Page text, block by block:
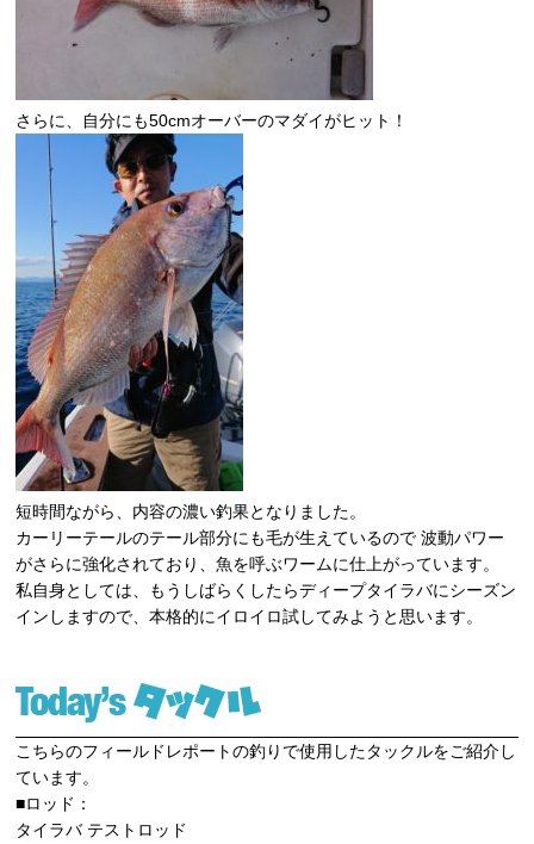
さらに、自分にも50cmオーバーのマダイがヒット！
短時間ながら、内容の濃い釣果となりました。
カーリーテールのテール部分にも毛が生えているので 波動パワー
がさらに強化されており、魚を呼ぶワームに仕上がっています。
私自身としては、もうしばらくしたらディープタイラバにシーズン
インしますので、本格的にイロイロ試してみようと思います。
こちらのフィールドレポートの釣りで使用したタックルをご紹介し
ています。
■ロッド：
タイラバ テストロッド